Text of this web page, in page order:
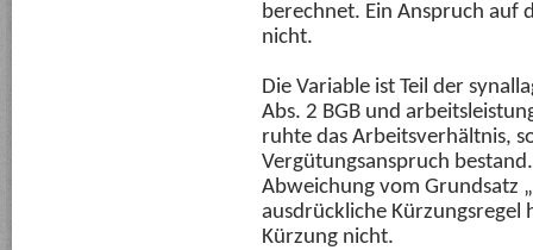
berechnet. Ein Anspruch auf
nicht.
Die Variable ist Teil der
Abs. 2 BGB und
ruhte das Arbeitsverhältnis,
Vergütungsanspruch
Abweichung vom Grundsatz
ausdrückliche
Kürzung nicht.